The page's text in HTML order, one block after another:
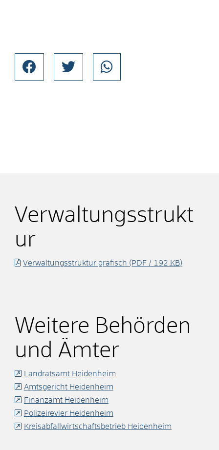
Verwaltungsstrukt
ur
Verwaltungsstruktur grafisch (PDF / 192 KB)
Weitere Behörden
und Ämter
Landratsamt Heidenheim
Amtsgericht Heidenheim
Finanzamt Heidenheim
Polizeirevier Heidenheim
Kreisabfallwirtschaftsbetrieb Heidenheim